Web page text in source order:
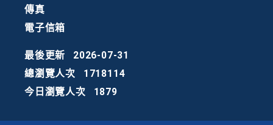
傳真
電子信箱
最後更新
2026-07-31
總瀏覽人次
1718114
今日瀏覽人次
1879